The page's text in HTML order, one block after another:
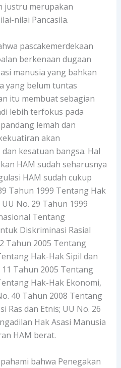
justru merupakan
nilai Pancasila.
pascakemerdekaan
berkenaan dugaan
manusia yang bahkan
yang belum tuntas
itu membuat sebagian
lebih terfokus pada
lemah dan
akan
kesatuan bangsa. Hal
HAM sudah seharusnya
HAM sudah cukup
Tahun 1999 Tentang Hak
No. 29 Tahun 1999
Tentang
Diskriminasi Rasial
Tahun 2005 Tentang
Hak-Hak Sipil dan
Tahun 2005 Tentang
Hak-Hak Ekonomi,
40 Tahun 2008 Tentang
Ras dan Etnis; UU No. 26
Hak Asasi Manusia
HAM berat.
bahwa Penegakan